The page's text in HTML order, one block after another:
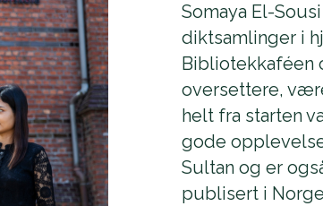
Somaya El-
diktsamlinger i
Bibliotekkaféen
oversettere,
helt fra starten
gode
Sultan og er
publisert i